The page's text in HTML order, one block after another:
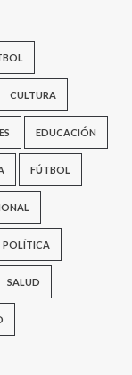
CULTURA
EDUCACIÓN
FÚTBOL
POLÍTICA
SALUD